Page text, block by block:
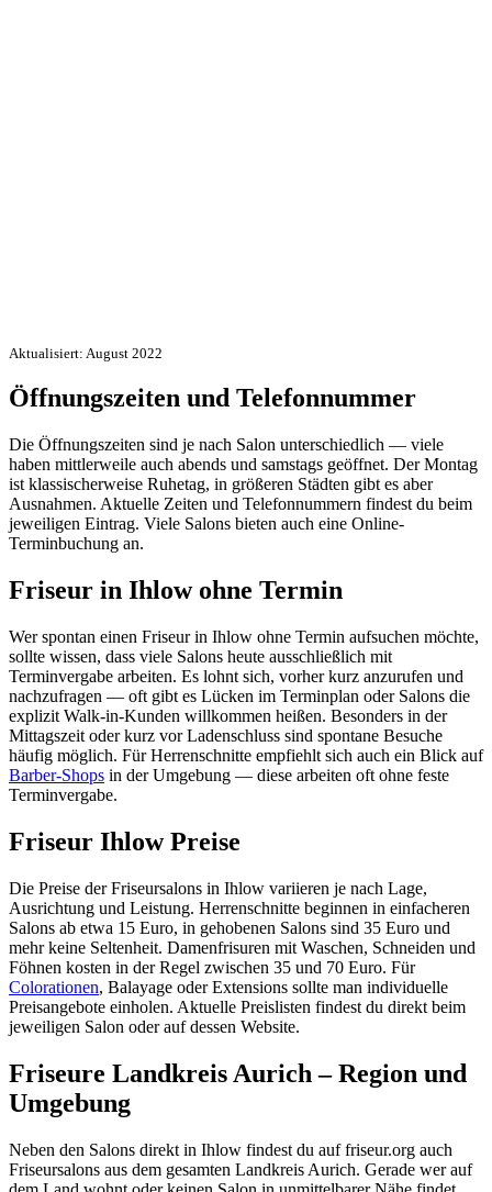
Aktualisiert: August 2022
Öffnungszeiten und Telefonnummer
Die Öffnungszeiten sind je nach Salon unterschiedlich — viele
haben mittlerweile auch abends und samstags geöffnet. Der Montag
ist klassischerweise Ruhetag, in größeren Städten gibt es aber
Ausnahmen. Aktuelle Zeiten und Telefonnummern findest du beim
jeweiligen Eintrag. Viele Salons bieten auch eine Online-
Terminbuchung an.
Friseur in Ihlow ohne Termin
Wer spontan einen Friseur in Ihlow ohne Termin aufsuchen möchte,
sollte wissen, dass viele Salons heute ausschließlich mit
Terminvergabe arbeiten. Es lohnt sich, vorher kurz anzurufen und
nachzufragen — oft gibt es Lücken im Terminplan oder Salons die
explizit Walk-in-Kunden willkommen heißen. Besonders in der
Mittagszeit oder kurz vor Ladenschluss sind spontane Besuche
häufig möglich. Für Herrenschnitte empfiehlt sich auch ein Blick auf
Barber-Shops in der Umgebung — diese arbeiten oft ohne feste
Terminvergabe.
Friseur Ihlow Preise
Die Preise der Friseursalons in Ihlow variieren je nach Lage,
Ausrichtung und Leistung. Herrenschnitte beginnen in einfacheren
Salons ab etwa 15 Euro, in gehobenen Salons sind 35 Euro und
mehr keine Seltenheit. Damenfrisuren mit Waschen, Schneiden und
Föhnen kosten in der Regel zwischen 35 und 70 Euro. Für
Colorationen, Balayage oder Extensions sollte man individuelle
Preisangebote einholen. Aktuelle Preislisten findest du direkt beim
jeweiligen Salon oder auf dessen Website.
Friseure Landkreis Aurich – Region und
Umgebung
Neben den Salons direkt in Ihlow findest du auf friseur.org auch
Friseursalons aus dem gesamten Landkreis Aurich. Gerade wer auf